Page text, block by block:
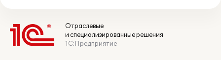
Отраслевые
и специализированные решения
1С:Предприятие